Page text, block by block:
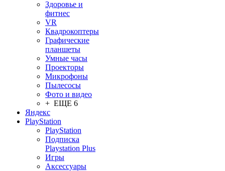
Здоровье и
фитнес
VR
Квадрокоптеры
Графические
планшеты
Умные часы
Проекторы
Микрофоны
Пылесосы
Фото и видео
+ ЕЩЕ 6
Яндекс
PlayStation
PlayStation
Подписка
Playstation Plus
Игры
Аксессуары